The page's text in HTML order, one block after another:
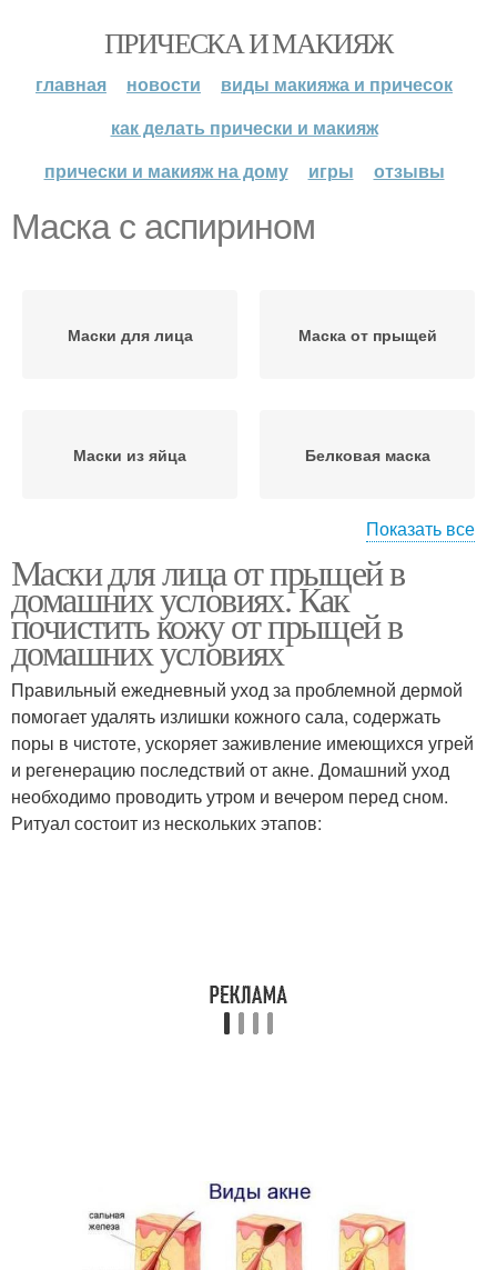
ПРИЧЕСКА И МАКИЯЖ
главная новости
виды макияжа и причесок
как делать прически и макияж
прически и макияж на дому
игры отзывы
Маска с аспирином
Маски для лица Маска от прыщей
Маски из яйца Белковая маска
Маски из яиц Медовая маска
Маска с яйцом Маски от прыщей
Маски на основе Маска для лица
Противовоспалительная
Показать все
Маски для лица от прыщей в
домашних условиях. Как
почистить кожу от прыщей в
домашних условиях
Правильный ежедневный уход за проблемной дермой
помогает удалять излишки кожного сала, содержать
поры в чистоте, ускоряет заживление имеющихся угрей
и регенерацию последствий от акне. Домашний уход
необходимо проводить утром и вечером перед сном.
Ритуал состоит из нескольких этапов: